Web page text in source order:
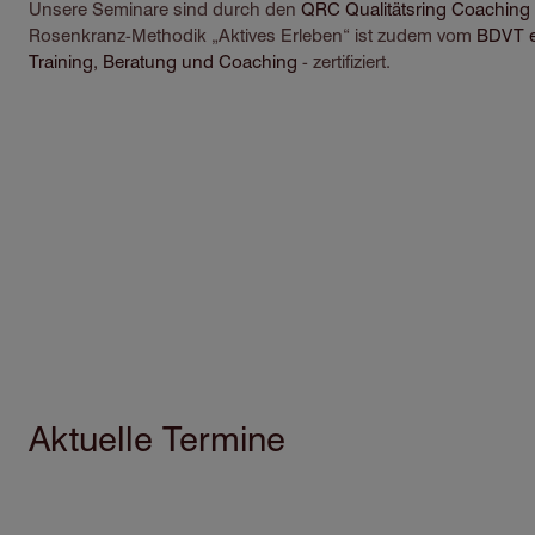
Unsere Seminare sind durch den QRC Qualitätsring
Rosenkranz-Methodik „Aktives Erleben“ ist zudem vom BDVT
Training, Beratung und Coaching - zertifiziert.
Aktuelle Termine